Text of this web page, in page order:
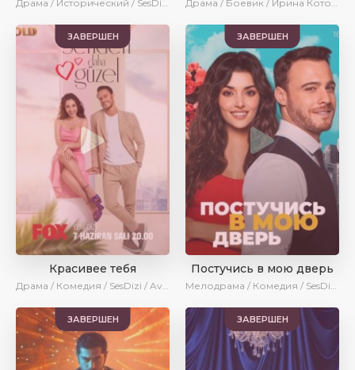
Драма / Исторический / SesDizi / Ирина Котова / AveTurk / Turok1990 Драма / Боевик / Ирина Котова / AveTurk
ЗАВЕРШЕН
Красивее тебя
Драма / Комедия / SesDizi / AveTurk / Turok1990
ЗАВЕРШЕН
Постучись в мою дверь
Мелодрама / Комедия / SesDizi / Ирина Котова / AveTurk / Turok1990
ЗАВЕРШЕН ЗАВЕРШЕН